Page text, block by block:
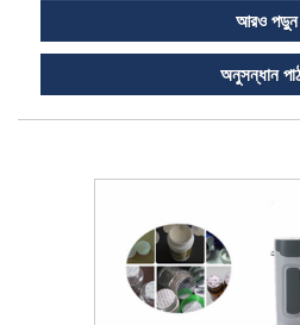
আরও পড়ুন
অনুসন্ধান